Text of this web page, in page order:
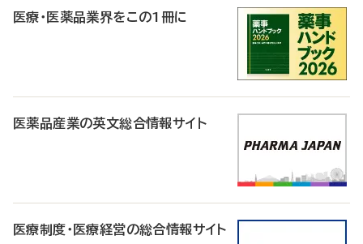
医療・医薬品業界をこの1冊に
医薬品産業の英文総合情報サイト
医療制度・医療経営の総合情報サイト